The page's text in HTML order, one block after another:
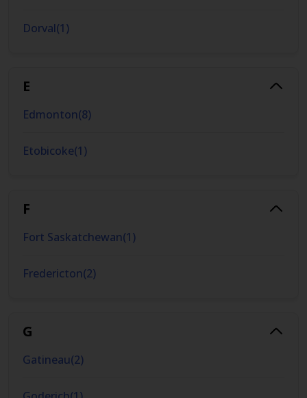
Dorval(1)
E
Edmonton(8)
Etobicoke(1)
F
Fort Saskatchewan(1)
Fredericton(2)
G
Gatineau(2)